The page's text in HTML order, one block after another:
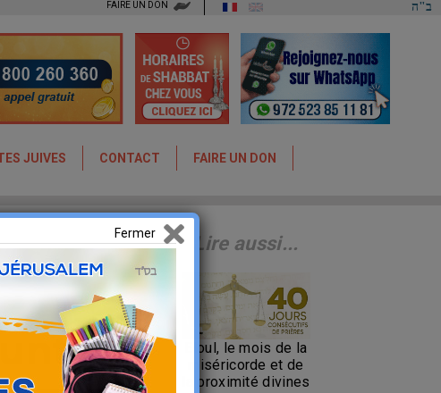
ב"ה FAIRE UN DON
JUIVES CONTACT
FAIRE UN DON
Lire aussi...
Eloul, le mois de la
miséricorde et de
la proximité divines
Fermer